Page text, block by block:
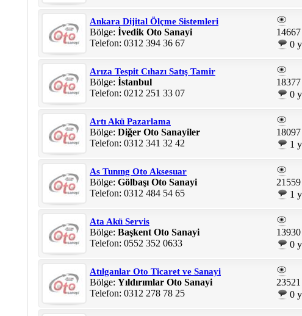
Ankara Dijital Ölçme Sistemleri
Bölge: İvedik Oto Sanayi
Telefon: 0312 394 36 67
0
Arıza Tespit Cıhazı Satış Tamir
Bölge: İstanbul
Telefon: 0212 251 33 07
0
Artı Akü Pazarlama
Bölge: Diğer Oto Sanayiler
Telefon: 0312 341 32 42
1
As Tunıng Oto Aksesuar
Bölge: Gölbaşı Oto Sanayi
Telefon: 0312 484 54 65
1
Ata Akü Servis
Bölge: Başkent Oto Sanayi
Telefon: 0552 352 0633
0
Atılganlar Oto Ticaret ve Sanayi
Bölge: Yıldırımlar Oto Sanayi
Telefon: 0312 278 78 25
0